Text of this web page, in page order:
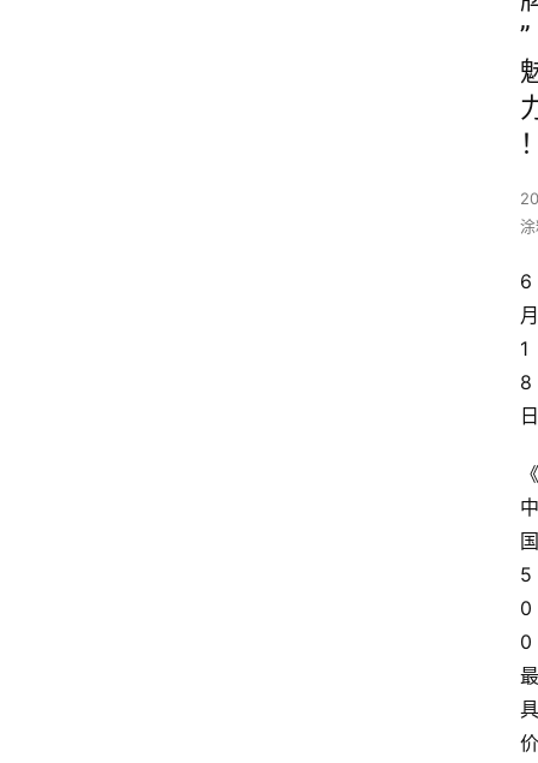
”
6
月
1
8
日
《
中
国
5
0
0
最
具
价